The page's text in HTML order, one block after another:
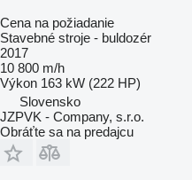
Cena na požiadanie
Stavebné stroje - buldozér
2017
10 800 m/h
Výkon 163 kW (222 HP)
Slovensko
JZPVK - Company, s.r.o.
Obráťte sa na predajcu